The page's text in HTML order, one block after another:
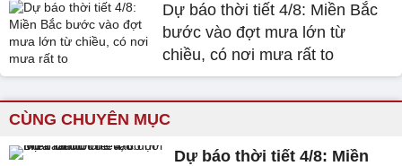
Dự báo thời tiết 4/8: Miền Bắc
bước vào đợt mưa lớn từ
chiều, có nơi mưa rất to
CÙNG CHUYÊN MỤC
Dự báo thời tiết 4/8: Miền